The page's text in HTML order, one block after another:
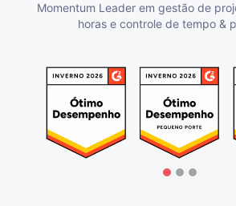
Momentum Leader em gestão de
horas e controle de tempo &